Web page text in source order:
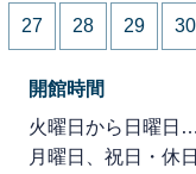
27 28 29 30
開館時間
火曜日から日曜日
月曜日、祝日・休